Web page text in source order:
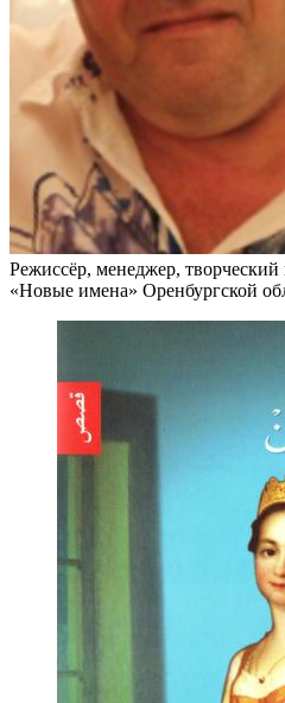
Режиссёр, менеджер, творческий
«Новые имена» Оренбургской